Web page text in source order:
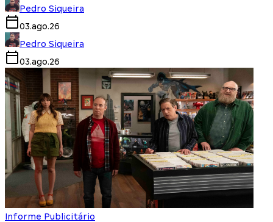
Pedro Siqueira
03.ago.26
Pedro Siqueira
03.ago.26
Informe Publicitário